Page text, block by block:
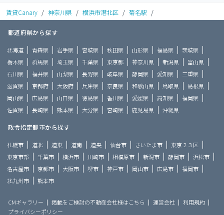
賃貸Canary / 神奈川県 / 横浜市港北区 / 菊名駅 /
都道府県から探す
北海道 青森県 岩手県 宮城県 秋田県 山形県 福島県
茨城県
栃木県
群馬県 埼玉県 千葉県 東京都 神奈川県 新潟県
富山県
石川県
福井県 山梨県 長野県 岐阜県 静岡県 愛知県
三重県
滋賀県
京都府 大阪府 兵庫県 奈良県 和歌山県 鳥取県
島根県
岡山県
広島県 山口県 徳島県 香川県 愛媛県 高知県
福岡県
佐賀県
長崎県 熊本県 大分県 宮崎県 鹿児島県 沖縄県
政令指定都市から探す
札幌市 道北 道東 道南 道央 仙台市 さいたま市
東京２３区
東京市部
千葉市 横浜市 川崎市 相模原市 新潟市 静岡市
浜松市
名古屋市
京都市 大阪市 堺市 神戸市 岡山市 広島市
福岡市
北九州市
熊本市
CMギャラリー 掲載をご検討の不動産会社様はこちら 運営会社
利用規約
プライバシーポリシー